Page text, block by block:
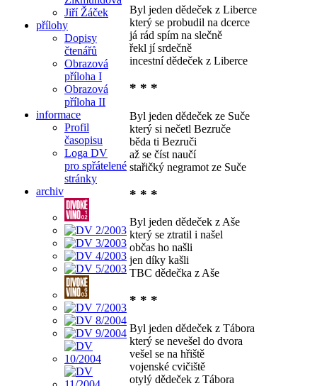
Jiří Žáček
přílohy
Dopisy
čtenářů
Obrazová
příloha I
Obrazová
příloha II
informace
Profil
časopisu
Loga DV
pro spřátelené
stránky
archiv
Byl jeden dědeček z Liberce
který se probudil na dcerce
já rád spím na slečně
řekl jí srdečně
incestní dědeček z Liberce
* * *
Byl jeden dědeček ze Suče
který si nečetl Bezruče
běda ti Bezruči
až se číst naučí
stařičký negramot ze Suče
* * *
Byl jeden dědeček z Aše
který se ztratil i našel
občas ho našli
jen díky kašli
TBC dědečka z Aše
* * *
Byl jeden dědeček z Tábora
který se nevešel do dvora
vešel se na hřiště
vojenské cvičiště
otylý dědeček z Tábora